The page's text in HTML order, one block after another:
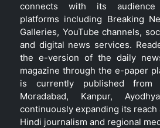
connects with its audience
platforms including Breaking
Galleries, YouTube channels,
and digital news services.
the e-version of the daily
magazine through the e-paper
is currently published from
Moradabad, Kanpur,
continuously expanding its reach
Hindi journalism and regional